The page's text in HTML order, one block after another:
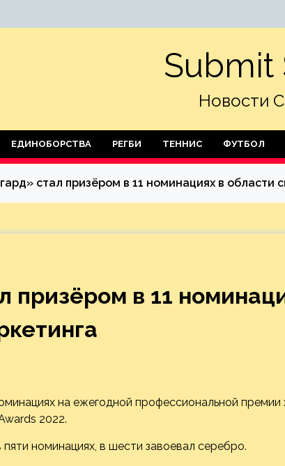
Submit
Новости
ЕДИНОБОРСТВА РЕГБИ ТЕННИС ФУТБОЛ
стал призёром в 11 номинациях в области
призёром в 11
на ежегодной профессиональной
2022.
номинациях, в шести завоевал серебро.